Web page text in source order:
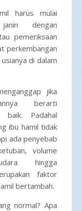
harus mulai
dengan
pemeriksaan
perkembangan
di dalam
jika
berarti
baik. Padahal
ibu hamil tidak
ada penyebab
volume
hingga
faktor
bertambah.
normal? Apa